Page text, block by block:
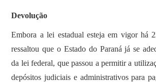
Devolução
Embora a lei estadual esteja em vigor há
ressaltou que o Estado do Paraná já se
da lei federal, que passou a permitir a
depósitos judiciais e administrativos para